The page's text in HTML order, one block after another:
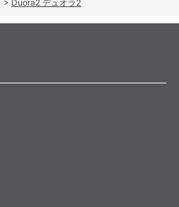
> Duora2 デュオラ2